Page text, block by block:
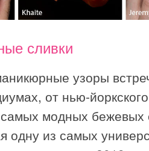
сливки
узоры
от нью-
модных бежевых
одну из самых